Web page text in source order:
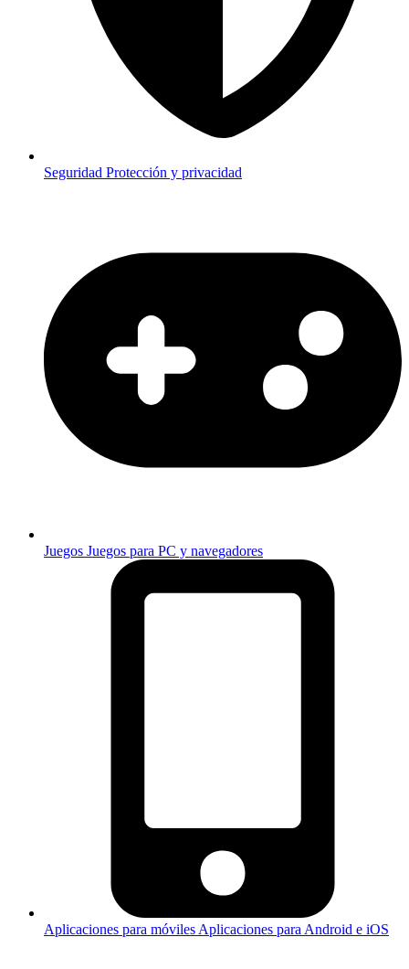
Seguridad Protección y privacidad
Juegos Juegos para PC y navegadores
Aplicaciones para móviles Aplicaciones para Android e iOS